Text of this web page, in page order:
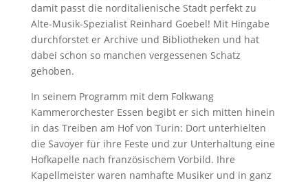
damit passt die norditalienische Stadt perfekt zu
Alte-Musik-Spezialist Reinhard Goebel! Mit Hingabe
durchforstet er Archive und Bibliotheken und hat
dabei schon so manchen vergessenen Schatz
gehoben.
In seinem Programm mit dem Folkwang
Kammerorchester Essen begibt er sich mitten hinein
in das Treiben am Hof von Turin: Dort unterhielten
die Savoyer für ihre Feste und zur Unterhaltung eine
Hofkapelle nach französischem Vorbild. Ihre
Kapellmeister waren namhafte Musiker und in ganz